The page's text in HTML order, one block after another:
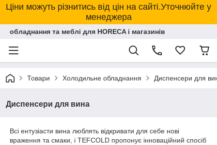
Ціни можуть різнитись від цін на сайті.Уточнюйте у
менеджера
обладнання та меблі для HORECA і магазинів
Товари Холодильне обладнання Диспенсери для
Диспенсери для вина
Всі ентузіасти вина люблять відкривати для себе нові
враження та смаки, і TEFCOLD пропонує інноваційний спосіб